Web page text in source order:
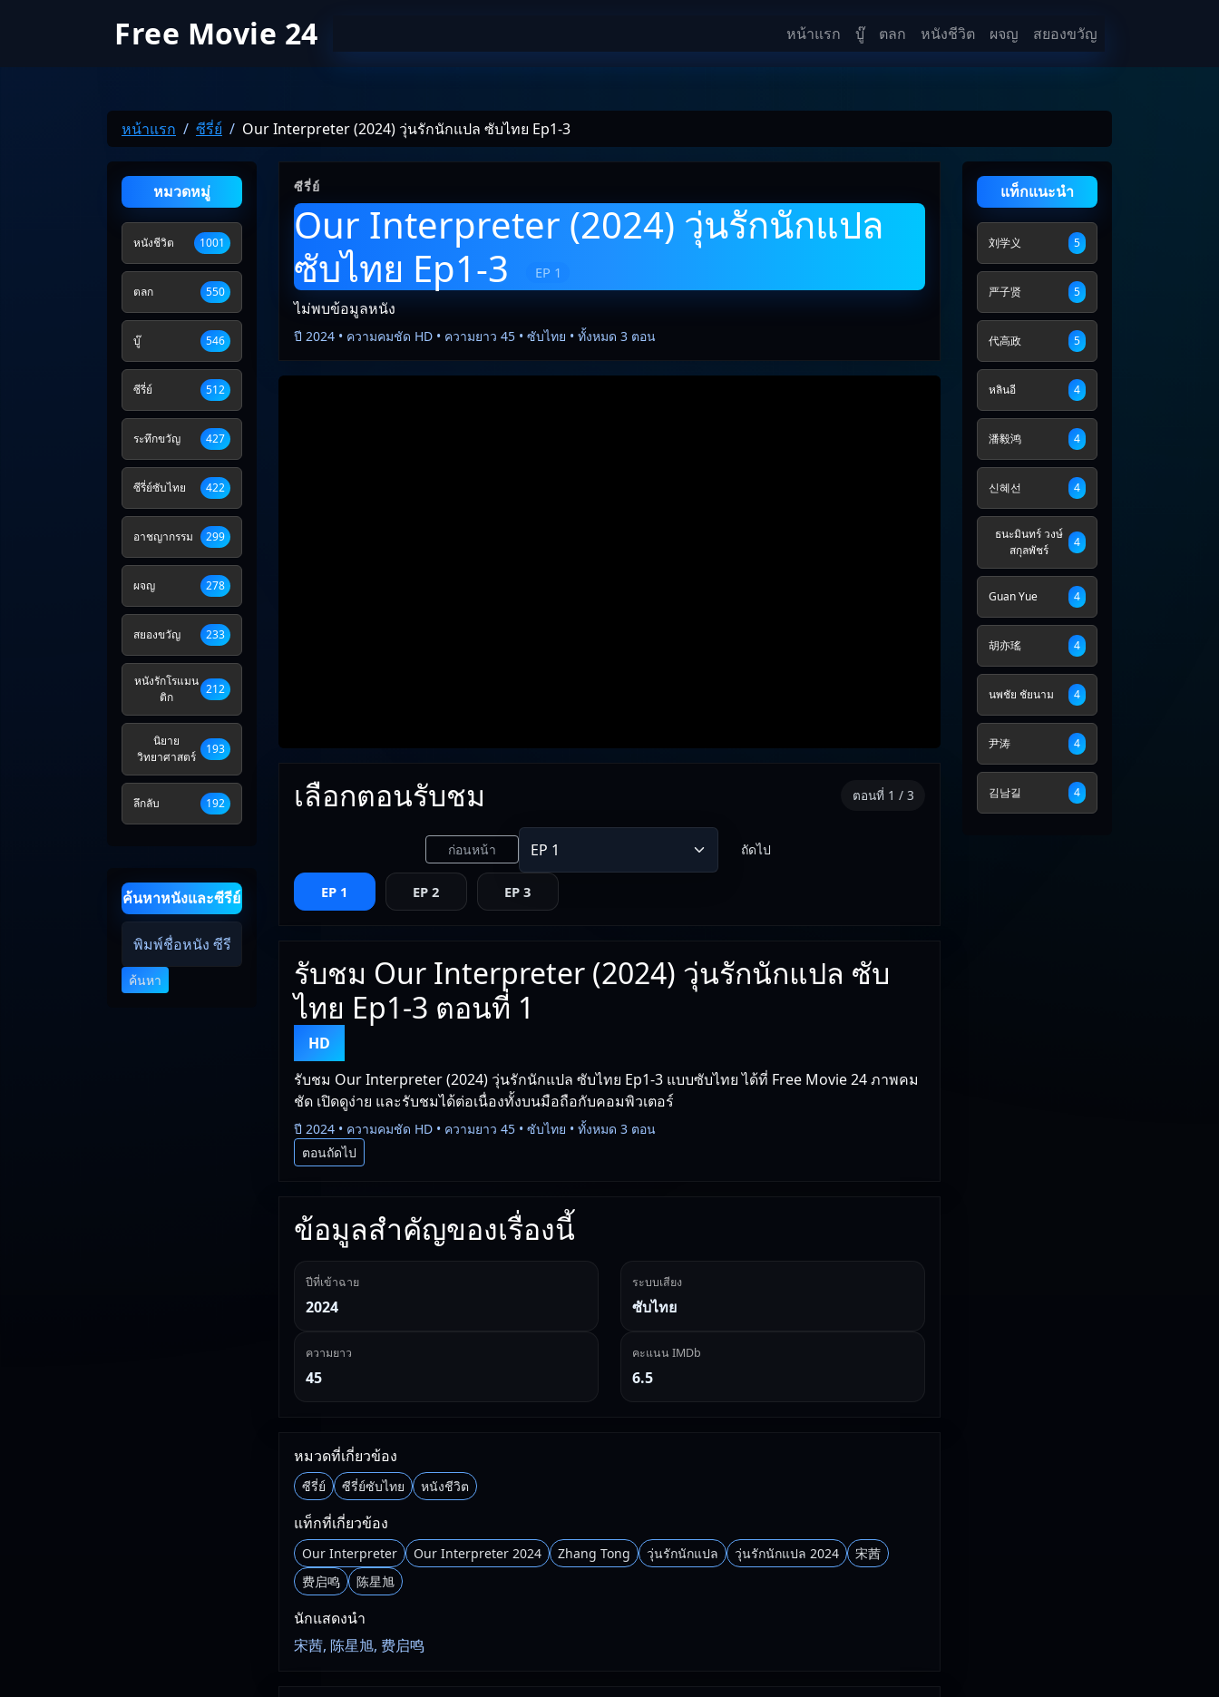
Free Movie 24 หน้าแรก บู๊ ตลก หนังชีวิต ผจญ สยองขวัญ
หน้าแรก ซีรี่ย์ Our Interpreter (2024) วุ่นรักนักแปล ซับไทย Ep1-3
หมวดหมู่
หนังชีวิต 1001
ตลก 550
บู๊ 546
ซีรี่ย์ 512
ระทึกขวัญ 427
ซีรี่ย์ซับไทย 422
อาชญากรรม 299
ผจญ 278
สยองขวัญ 233
หนังรักโรแมน
ติก
212
นิยาย
วิทยาศาสตร์
193
ลึกลับ 192
ค้นหาหนังและซีรีย์
ค้นหา
ซีรี่ย์
Our Interpreter (2024) วุ่นรักนักแปล
ซับไทย Ep1-3
EP 1
ไม่พบข้อมูลหนัง
ปี 2024 • ความคมชัด HD • ความยาว 45 • ซับไทย • ทั้งหมด 3 ตอน
เลือกตอนรับชม ตอนที่ 1 / 3
ก่อนหน้า ถัดไป
EP 1 EP 2 EP 3
รับชม Our Interpreter (2024) วุ่นรักนักแปล ซับ
ไทย Ep1-3 ตอนที่ 1
HD
รับชม Our Interpreter (2024) วุ่นรักนักแปล ซับไทย Ep1-3 แบบซับไทย ได้ที่ Free Movie 24 ภาพคม
ชัด เปิดดูง่าย และรับชมได้ต่อเนื่องทั้งบนมือถือกับคอมพิวเตอร์
ปี 2024 • ความคมชัด HD • ความยาว 45 • ซับไทย • ทั้งหมด 3 ตอน
ตอนถัดไป
ข้อมูลสำคัญของเรื่องนี้
ปีที่เข้าฉาย
2024
ระบบเสียง
ซับไทย
ความยาว
45
คะแนน IMDb
6.5
หมวดที่เกี่ยวข้อง
ซีรี่ย์ ซีรี่ย์ซับไทย หนังชีวิต
แท็กที่เกี่ยวข้อง
Our Interpreter Our Interpreter 2024 Zhang Tong วุ่นรักนักแปล วุ่นรักนักแปล 2024
宋茜
费启鸣
陈星旭
นักแสดงนำ
宋茜, 陈星旭, 费启鸣
แท็กแนะนำ
刘学义 5
严子贤 5
代高政 5
หลินอี 4
潘毅鸿 4
신혜선 4
ธนะมินทร์ วงษ์
สกุลพัชร์
4
Guan Yue 4
胡亦瑤 4
นพชัย ชัยนาม 4
尹涛 4
김남길 4